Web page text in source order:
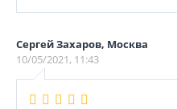
Сергей Захаров, Москва
10/05/2021, 11:43